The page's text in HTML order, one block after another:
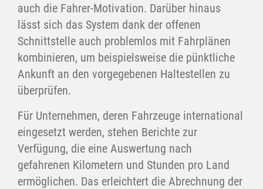
auch die Fahrer-Motivation. Darüber hinaus
lässt sich das System dank der offenen
Schnittstelle auch problemlos mit Fahrplänen
kombinieren, um beispielsweise die pünktliche
Ankunft an den vorgegebenen Haltestellen zu
überprüfen.
Für Unternehmen, deren Fahrzeuge international
eingesetzt werden, stehen Berichte zur
Verfügung, die eine Auswertung nach
gefahrenen Kilometern und Stunden pro Land
ermöglichen. Das erleichtert die Abrechnung der